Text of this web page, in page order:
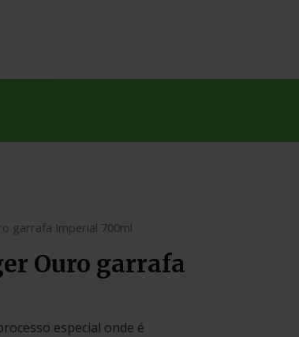
garrafa Imperial 700ml
Ouro garrafa
especial onde é